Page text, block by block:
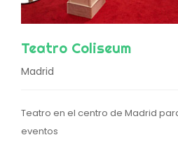
Teatro Coliseum
Madrid
Teatro en el centro de Madrid
eventos